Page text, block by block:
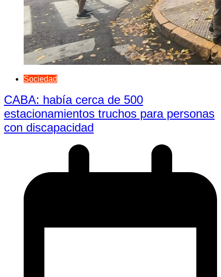
Sociedad
CABA: había cerca de 500
estacionamientos truchos para personas
con discapacidad